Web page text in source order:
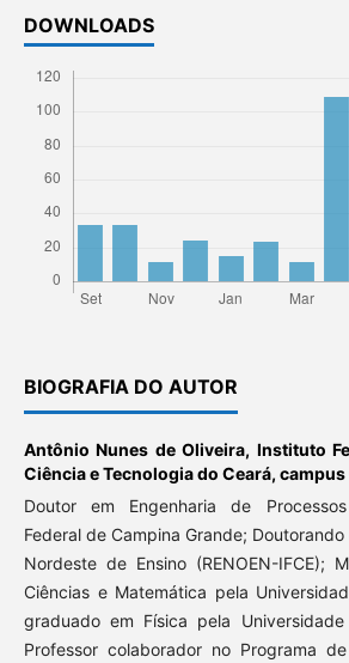
DOWNLOADS
BIOGRAFIA DO AUTOR
Antônio Nunes de Oliveira, Instituto
Ciência e Tecnologia do Ceará,
Doutor em Engenharia de
Federal de Campina Grande;
Nordeste de Ensino (RENOEN-IFCE);
Ciências e Matemática pela
graduado em Física pela
Professor colaborador no Programa